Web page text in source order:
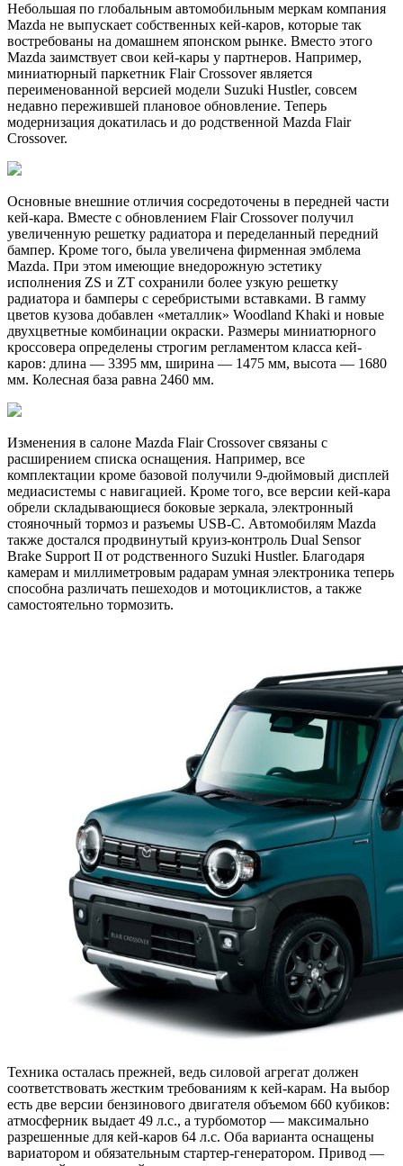
Небольшая по глобальным автомобильным меркам компания
Mazda не выпускает собственных кей-каров, которые так
востребованы на домашнем японском рынке. Вместо этого
Mazda заимствует свои кей-кары у партнеров. Например,
миниатюрный паркетник Flair Crossover является
переименованной версией модели Suzuki Hustler, совсем
недавно пережившей плановое обновление. Теперь
модернизация докатилась и до родственной Mazda Flair
Crossover.
Основные внешние отличия сосредоточены в передней части
кей-кара. Вместе с обновлением Flair Crossover получил
увеличенную решетку радиатора и переделанный передний
бампер. Кроме того, была увеличена фирменная эмблема
Mazda. При этом имеющие внедорожную эстетику
исполнения ZS и ZT сохранили более узкую решетку
радиатора и бамперы с серебристыми вставками. В гамму
цветов кузова добавлен «металлик» Woodland Khaki и новые
двухцветные комбинации окраски. Размеры миниатюрного
кроссовера определены строгим регламентом класса кей-
каров: длина — 3395 мм, ширина — 1475 мм, высота — 1680
мм. Колесная база равна 2460 мм.
Изменения в салоне Mazda Flair Crossover связаны с
расширением списка оснащения. Например, все
комплектации кроме базовой получили 9-дюймовый дисплей
медиасистемы с навигацией. Кроме того, все версии кей-кара
обрели складывающиеся боковые зеркала, электронный
стояночный тормоз и разъемы USB-C. Автомобилям Mazda
также достался продвинутый круиз-контроль Dual Sensor
Brake Support II от родственного Suzuki Hustler. Благодаря
камерам и миллиметровым радарам умная электроника теперь
способна различать пешеходов и мотоциклистов, а также
самостоятельно тормозить.
Техника осталась прежней, ведь силовой агрегат должен
соответствовать жестким требованиям к кей-карам. На выбор
есть две версии бензинового двигателя объемом 660 кубиков:
атмосферник выдает 49 л.с., а турбомотор — максимально
разрешенные для кей-каров 64 л.с. Оба варианта оснащены
вариатором и обязательным стартер-генератором. Привод —